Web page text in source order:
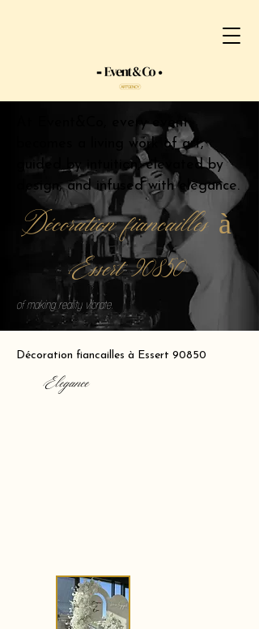
At Event&Co, every event
becomes a living work of art,
guided by intuition, elevated by
design, and infused with elegance.
Décoration fiancailles à
Essert 90850
of making reality vibrate.
Décoration fiancailles à Essert 90850
Elegance